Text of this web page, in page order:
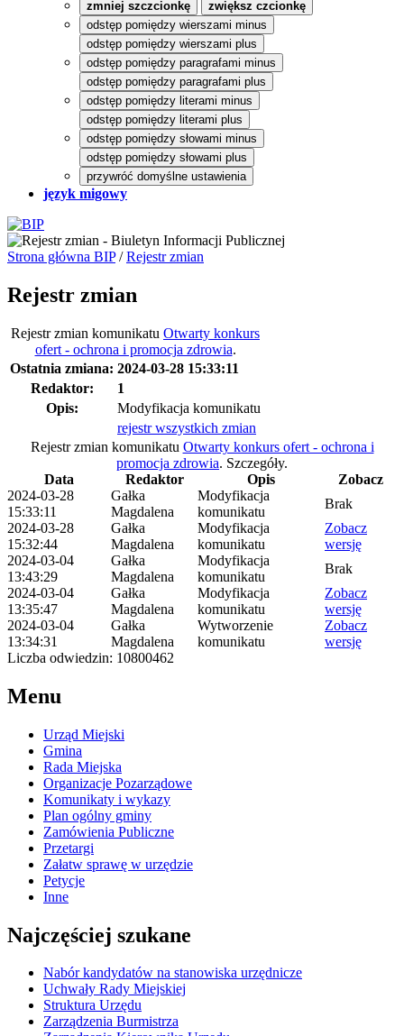
zmniej szczcionkę
zwiększ czcionkę
odstęp pomiędzy wierszami minus
odstęp pomiędzy wierszami plus
odstęp pomiędzy paragrafami minus
odstęp pomiędzy paragrafami plus
odstęp pomiędzy literami minus
odstęp pomiędzy literami plus
odstęp pomiędzy słowami minus
odstęp pomiędzy słowami plus
przywróć domyślne ustawienia
język migowy
Strona główna BIP/Rejestr zmian
Rejestr zmian
Rejestr zmian komunikatu Otwarty konkurs
ofert - ochrona i promocja zdrowia.
Ostatnia zmiana: 2024-03-28 15:33:11
Redaktor:
1
Opis:
Modyfikacja komunikatu
rejestr wszystkich zmian
Rejestr zmian komunikatu Otwarty konkurs ofert - ochrona i
promocja zdrowia. Szczegóły.
Data
Redaktor Opis
Zobacz
2024-03-28
15:33:11
Gałka
Magdalena
Modyfikacja
komunikatu
Brak
2024-03-28
15:32:44
Gałka
Magdalena
Modyfikacja
komunikatu
Zobacz
wersję
2024-03-04
13:43:29
Gałka
Magdalena
Modyfikacja
komunikatu
Brak
2024-03-04
13:35:47
Gałka
Magdalena
Modyfikacja
komunikatu
Zobacz
wersję
2024-03-04
13:34:31
Gałka
Magdalena
Wytworzenie
komunikatu
Zobacz
wersję
Liczba odwiedzin: 10800462
Menu
Urząd Miejski
Gmina
Rada Miejska
Organizacje Pozarządowe
Komunikaty i wykazy
Plan ogólny gminy
Zamówienia Publiczne
Przetargi
Załatw sprawę w urzędzie
Petycje
Inne
Najczęściej szukane
Nabór kandydatów na stanowiska urzędnicze
Uchwały Rady Miejskiej
Struktura Urzędu
Zarządzenia Burmistrza